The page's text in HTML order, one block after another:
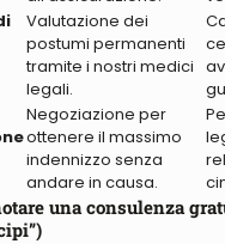
Valutazione dei
postumi permanenti
tramite i nostri medici
legali.
Negoziazione per
ottenere il massimo
indennizzo senza
andare in causa.
una consulenza